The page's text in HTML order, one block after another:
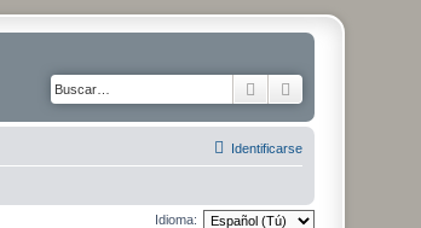
Buscar
Identificarse
Idioma: